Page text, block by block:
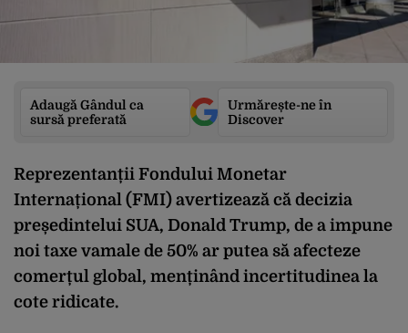
Adaugă Gândul ca
sursă preferată
Urmărește-ne în
Discover
Reprezentanții Fondului Monetar
Internațional (FMI) avertizează că decizia
președintelui SUA, Donald Trump, de a impune
noi taxe vamale de 50% ar putea să afecteze
comerțul global, menținând incertitudinea la
cote ridicate.